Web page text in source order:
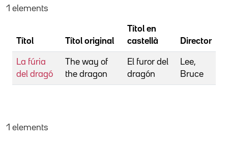
1 elements
Títol Títol original
Títol en
castellà
Director
La fúria
del dragó
The way of
the dragon
El furor del
dragón
Lee,
Bruce
1 elements